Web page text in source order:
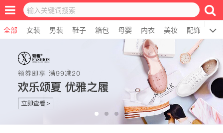
全部 女装 男装 鞋子 箱包 母婴 内衣 美妆 配饰 居家